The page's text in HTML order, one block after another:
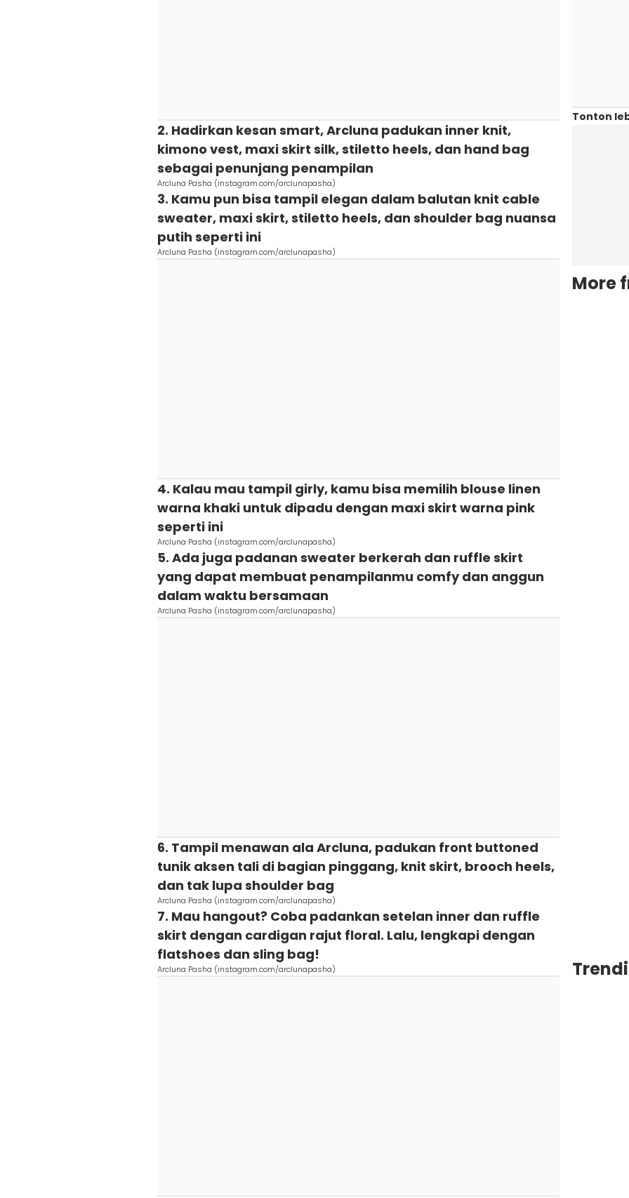
2. Hadirkan kesan smart, Arcluna padukan inner knit,
kimono vest, maxi skirt silk, stiletto heels, dan hand bag
sebagai penunjang penampilan
Arcluna Pasha (instagram.com/arclunapasha)
3. Kamu pun bisa tampil elegan dalam balutan knit cable
sweater, maxi skirt, stiletto heels, dan shoulder bag nuansa
putih seperti ini
Arcluna Pasha (instagram.com/arclunapasha)
4. Kalau mau tampil girly, kamu bisa memilih blouse linen
warna khaki untuk dipadu dengan maxi skirt warna pink
seperti ini
Arcluna Pasha (instagram.com/arclunapasha)
5. Ada juga padanan sweater berkerah dan ruffle skirt
yang dapat membuat penampilanmu comfy dan anggun
dalam waktu bersamaan
Arcluna Pasha (instagram.com/arclunapasha)
6. Tampil menawan ala Arcluna, padukan front buttoned
tunik aksen tali di bagian pinggang, knit skirt, brooch heels,
dan tak lupa shoulder bag
Arcluna Pasha (instagram.com/arclunapasha)
7. Mau hangout? Coba padankan setelan inner dan ruffle
skirt dengan cardigan rajut floral. Lalu, lengkapi dengan
flatshoes dan sling bag!
Arcluna Pasha (instagram.com/arclunapasha)
Tonton
More